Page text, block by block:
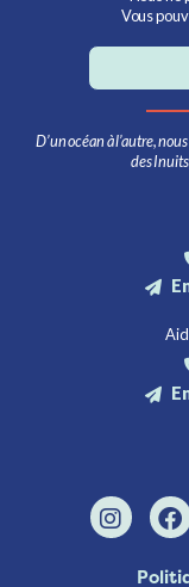
Vous
D’un océan à l’autre,
des